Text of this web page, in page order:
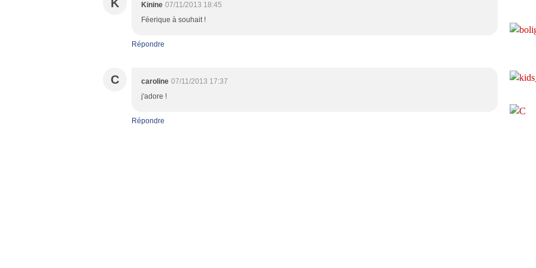
K Kinine 07/11/2013 18:45
Féerique à souhait !
Répondre
C caroline 07/11/2013 17:37
j'adore !
Répondre